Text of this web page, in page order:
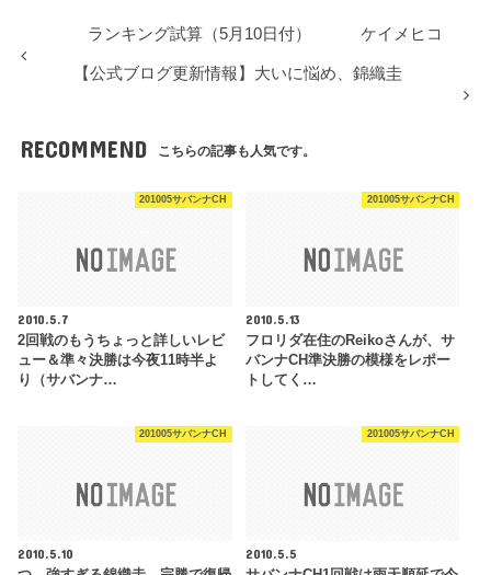
ランキング試算（5月10日付） ケイメヒコ
【公式ブログ更新情報】大いに悩め、錦織圭
RECOMMEND こちらの記事も人気です。
201005サバンナCH
2010.5.7
2回戦のもうちょっと詳しいレビ
ュー＆準々決勝は今夜11時半よ
り（サバンナ…
201005サバンナCH
2010.5.13
フロリダ在住のReikoさんが、サ
バンナCH準決勝の模様をレポー
トしてく…
201005サバンナCH
2010.5.10
201005サバンナCH
2010.5.5